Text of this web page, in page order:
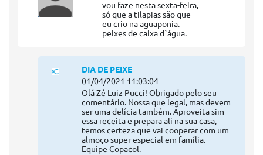
vou faze nesta sexta-feira,
só que a tilapias são que
eu crio na aguaponia.
peixes de caixa d`água.
DIA DE PEIXE
01/04/2021 11:03:04
Olá Zé Luiz Pucci! Obrigado pelo seu
comentário. Nossa que legal, mas devem
ser uma delícia também. Aproveita sim
essa receita e prepara ali na sua casa,
temos certeza que vai cooperar com um
almoço super especial em família.
Equipe Copacol.